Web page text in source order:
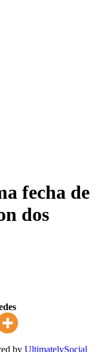
fecha de
dos
by UltimatelySocial